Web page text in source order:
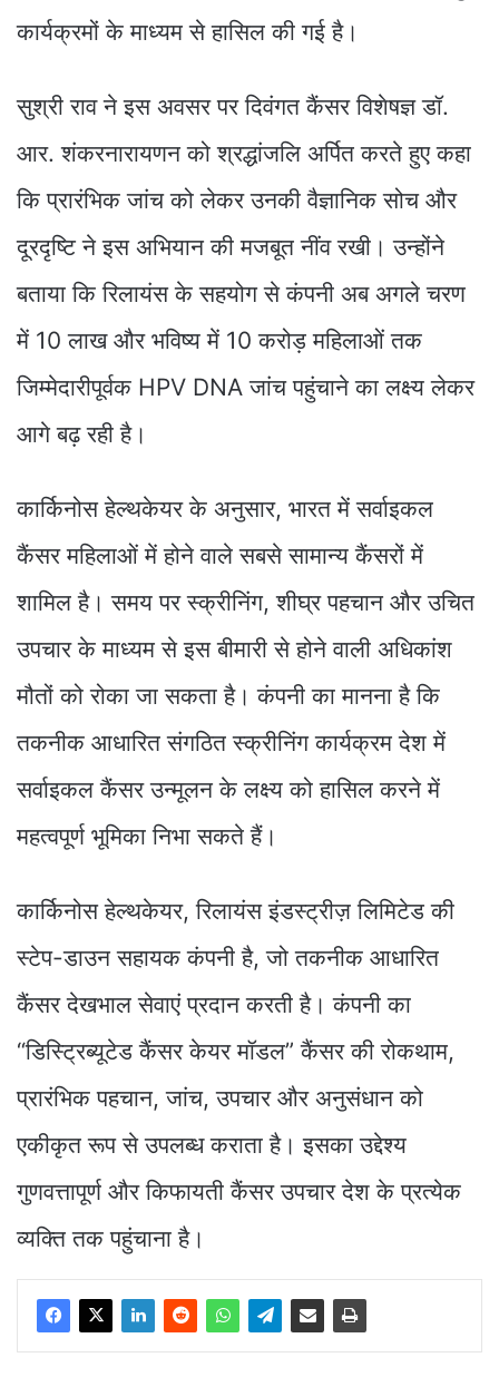
कार्यक्रमों के माध्यम से हासिल की गई है।
सुश्री राव ने इस अवसर पर दिवंगत कैंसर विशेषज्ञ डॉ.
आर. शंकरनारायणन को श्रद्धांजलि अर्पित करते हुए कहा
कि प्रारंभिक जांच को लेकर उनकी वैज्ञानिक सोच और
दूरदृष्टि ने इस अभियान की मजबूत नींव रखी। उन्होंने
बताया कि रिलायंस के सहयोग से कंपनी अब अगले चरण
में 10 लाख और भविष्य में 10 करोड़ महिलाओं तक
जिम्मेदारीपूर्वक HPV DNA जांच पहुंचाने का लक्ष्य लेकर
आगे बढ़ रही है।
कार्किनोस हेल्थकेयर के अनुसार, भारत में सर्वाइकल
कैंसर महिलाओं में होने वाले सबसे सामान्य कैंसरों में
शामिल है। समय पर स्क्रीनिंग, शीघ्र पहचान और उचित
उपचार के माध्यम से इस बीमारी से होने वाली अधिकांश
मौतों को रोका जा सकता है। कंपनी का मानना है कि
तकनीक आधारित संगठित स्क्रीनिंग कार्यक्रम देश में
सर्वाइकल कैंसर उन्मूलन के लक्ष्य को हासिल करने में
महत्वपूर्ण भूमिका निभा सकते हैं।
कार्किनोस हेल्थकेयर, रिलायंस इंडस्ट्रीज़ लिमिटेड की
स्टेप-डाउन सहायक कंपनी है, जो तकनीक आधारित
कैंसर देखभाल सेवाएं प्रदान करती है। कंपनी का
“डिस्ट्रिब्यूटेड कैंसर केयर मॉडल” कैंसर की रोकथाम,
प्रारंभिक पहचान, जांच, उपचार और अनुसंधान को
एकीकृत रूप से उपलब्ध कराता है। इसका उद्देश्य
गुणवत्तापूर्ण और किफायती कैंसर उपचार देश के प्रत्येक
व्यक्ति तक पहुंचाना है।